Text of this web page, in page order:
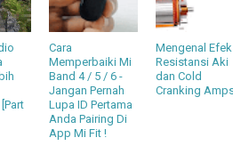
Cara
Memperbaiki Mi
Band 4 / 5 / 6 -
Jangan Pernah
Lupa ID Pertama
Anda Pairing Di
App Mi Fit !
Mengenal Efek
Resistansi Aki
dan Cold
Cranking